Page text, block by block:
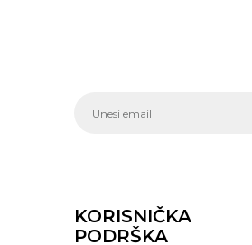
KORISNIČKA
PODRŠKA